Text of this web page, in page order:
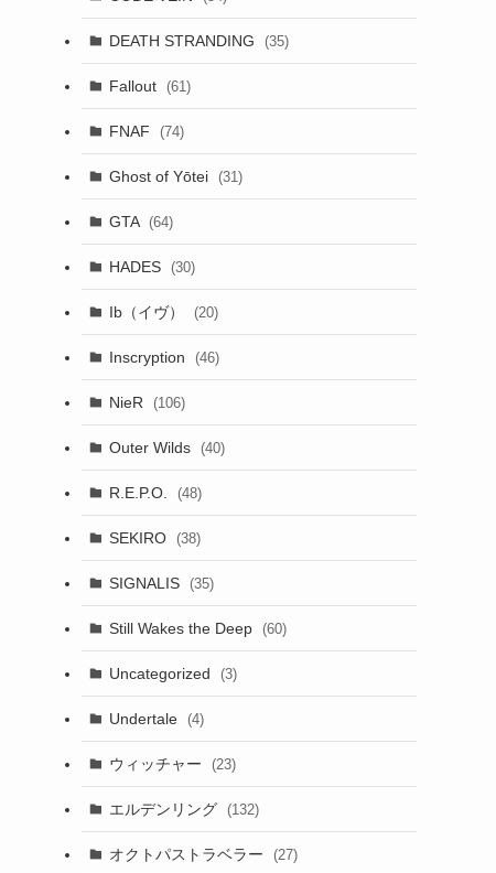
DEATH STRANDING (35)
Fallout (61)
FNAF (74)
Ghost of Yōtei (31)
GTA (64)
HADES (30)
Ib（イヴ） (20)
Inscryption (46)
NieR (106)
Outer Wilds (40)
R.E.P.O. (48)
SEKIRO (38)
SIGNALIS (35)
Still Wakes the Deep (60)
Uncategorized (3)
Undertale (4)
ウィッチャー (23)
エルデンリング (132)
オクトパストラベラー (27)